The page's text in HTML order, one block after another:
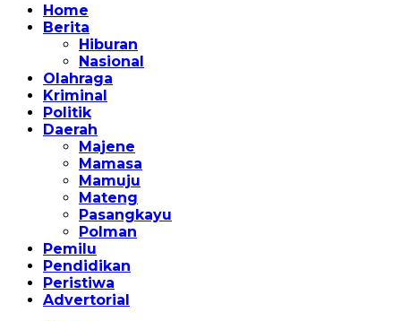
Home
Berita
Hiburan
Nasional
Olahraga
Kriminal
Politik
Daerah
Majene
Mamasa
Mamuju
Mateng
Pasangkayu
Polman
Pemilu
Pendidikan
Peristiwa
Advertorial